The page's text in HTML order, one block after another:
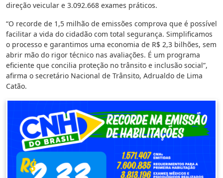
direção veicular e 3.092.668 exames práticos.
“O recorde de 1,5 milhão de emissões comprova que é possível
facilitar a vida do cidadão com total segurança. Simplificamos
o processo e garantimos uma economia de R$ 2,3 bilhões, sem
abrir mão do rigor técnico nas avaliações. É um programa
eficiente que concilia proteção no trânsito e inclusão social”,
afirma o secretário Nacional de Trânsito, Adrualdo de Lima
Catão.